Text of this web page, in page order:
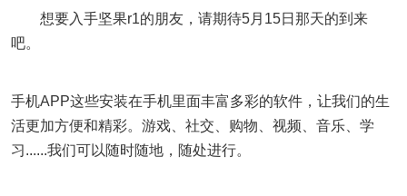
想要入手坚果r1的朋友，请期待5月15日那天的到来
吧。
手机APP这些安装在手机里面丰富多彩的软件，让我们的生
活更加方便和精彩。游戏、社交、购物、视频、音乐、学
习......我们可以随时随地，随处进行。